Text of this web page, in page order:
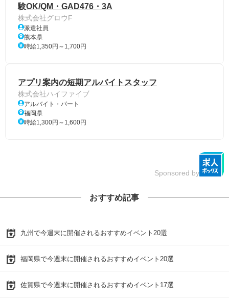
験OK/QM・GAD476・3A
株式会社グロウF
派遣社員
熊本県
時給1,350円～1,700円
アプリ案内の短期アルバイトスタッフ
株式会社ハイファイブ
アルバイト・パート
福岡県
時給1,300円～1,600円
Sponsored by
おすすめ記事
九州で今週末に開催されるおすすめイベント20選
福岡県で今週末に開催されるおすすめイベント20選
佐賀県で今週末に開催されるおすすめイベント17選